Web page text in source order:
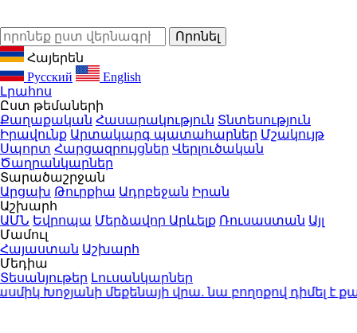
Հայերեն
Русский
English
Լրահոս
Ըստ թեմաների
Քաղաքական Հասարակություն Տնտեսություն
Իրավունք Արտակարգ պատահարներ Մշակույթ
Սպորտ Հարցազրույցներ Վերլուծական
Ծաղրանկարներ
Տարածաշրջան
Արցախ Թուրքիա Ադրբեջան Իրան
Աշխարհ
ԱՄՆ Եվրոպա Մերձավոր Արևելք Ռուսաստան Այլ
Մամուլ
Հայաստան Աշխարհ
Մեդիա
Տեսանյութեր Լուսանկարներ
Խոջյանի մեքենայի վրա. նա բողոքով դիմել է